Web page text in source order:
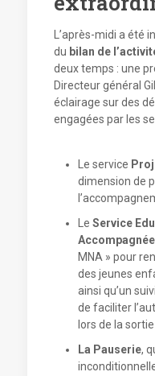
L’après-midi a été
du bilan de
deux temps : une
Directeur général
éclairage sur des
engagées par les
Le service
dimension de
Le Service
MNA » pour
des jeunes
ainsi qu’un
de faciliter
lors de la
La Pauserie,